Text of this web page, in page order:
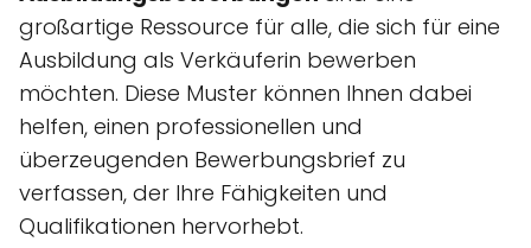
großartige Ressource für alle, die sich für eine
Ausbildung als Verkäuferin bewerben
möchten. Diese Muster können Ihnen dabei
helfen, einen professionellen und
überzeugenden Bewerbungsbrief zu
verfassen, der Ihre Fähigkeiten und
Qualifikationen hervorhebt.